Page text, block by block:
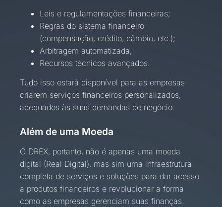
Leis e regulamentações financeiras;
Regras do sistema financeiro
(compensação, crédito, câmbio, etc.);
Arbitragem automatizada;
Recursos técnicos avançados.
Tudo isso estará disponível para as empresas
criarem serviços financeiros personalizados,
adequados às suas demandas de negócio.
Além de uma Moeda
O DREX, portanto, não é apenas uma moeda
digital (Real Digital), mas sim uma infraestrutura
completa de serviços e soluções para dar acesso
a produtos financeiros e revolucionar a forma
como as empresas gerenciam suas finanças.